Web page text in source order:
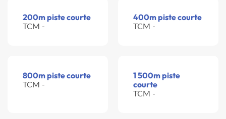
200m piste courte
TCM -
400m piste courte
TCM -
800m piste courte
TCM -
1 500m piste
courte
TCM -